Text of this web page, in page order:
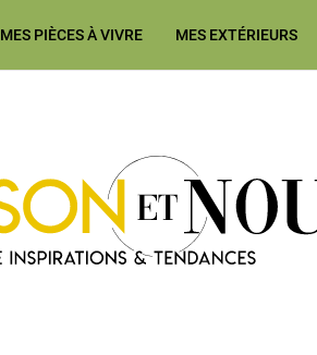
MES PIÈCES À VIVRE MES EXTÉRIEURS
Ma Maison et Nous